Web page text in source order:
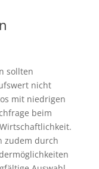
sollten
nicht
mit niedrigen
beim
zudem durch